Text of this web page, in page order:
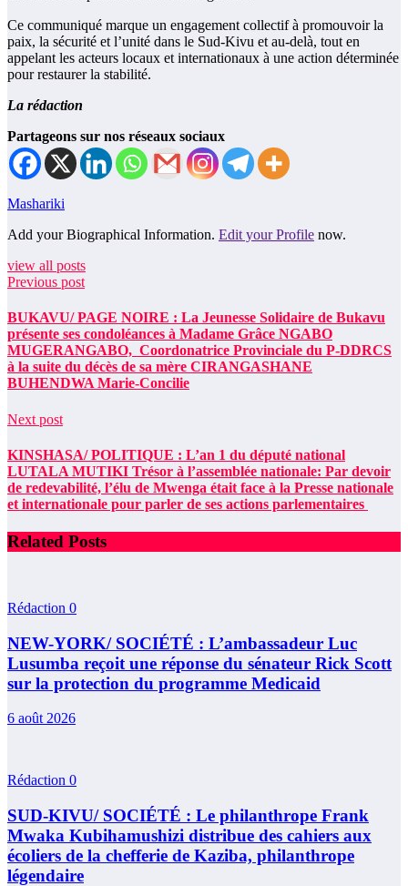
Ce communiqué marque un engagement collectif à promouvoir la
paix, la sécurité et l’unité dans le Sud-Kivu et au-delà, tout en
appelant les acteurs locaux et internationaux à une action déterminée
pour restaurer la stabilité.
La rédaction
Partageons sur nos réseaux sociaux
Mashariki
Add your Biographical Information. Edit your Profile now.
view all posts
Previous post
BUKAVU/ PAGE NOIRE : La Jeunesse Solidaire de Bukavu
présente ses condoléances à Madame Grâce NGABO
MUGERANGABO, Coordonatrice Provinciale du P-DDRCS
à la suite du décès de sa mère CIRANGASHANE
BUHENDWA Marie-Concilie
Next post
KINSHASA/ POLITIQUE : L’an 1 du député national
LUTALA MUTIKI Trésor à l’assemblée nationale: Par devoir
de redevabilité, l’élu de Mwenga était face à la Presse nationale
et internationale pour parler de ses actions parlementaires
Related Posts
Rédaction 0
NEW-YORK/ SOCIÉTÉ : L’ambassadeur Luc
Lusumba reçoit une réponse du sénateur Rick Scott
sur la protection du programme Medicaid
6 août 2026
Rédaction 0
SUD-KIVU/ SOCIÉTÉ : Le philanthrope Frank
Mwaka Kubihamushizi distribue des cahiers aux
écoliers de la chefferie de Kaziba, philanthrope
légendaire